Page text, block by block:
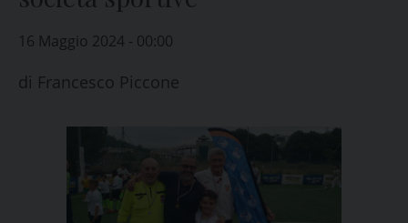
16 Maggio 2024 - 00:00
di Francesco Piccone